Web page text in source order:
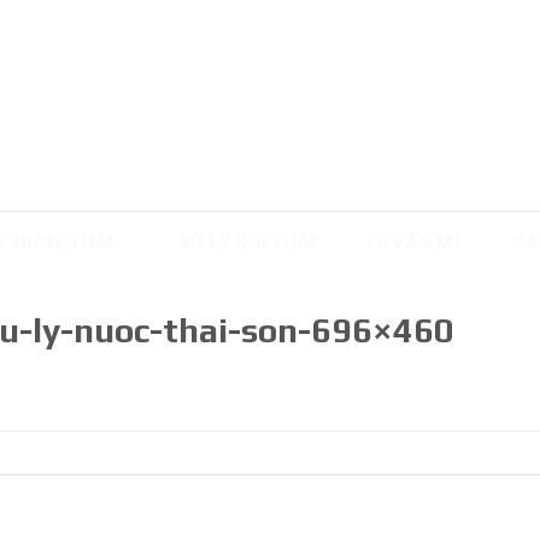
ly-nuoc-thai-son-696×460